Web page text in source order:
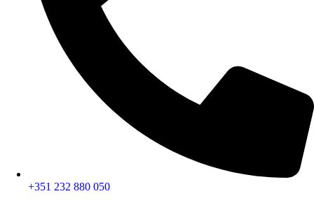
+351 232 880 050